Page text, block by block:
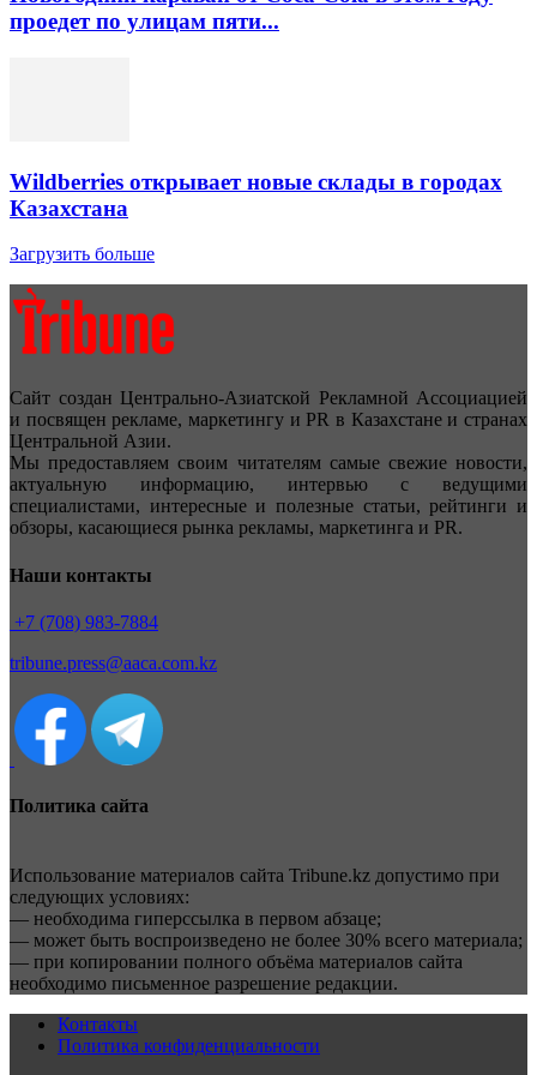
проедет по улицам пяти...
Wildberries открывает новые склады в городах
Казахстана
Загрузить больше
Сайт создан Центрально-Азиатской Рекламной Ассоциацией
и посвящен рекламе, маркетингу и PR в Казахстане и странах
Центральной Азии.
Мы предоставляем своим читателям самые свежие новости,
актуальную информацию, интервью с ведущими
специалистами, интересные и полезные статьи, рейтинги и
обзоры, касающиеся рынка рекламы, маркетинга и PR.
Наши контакты
+7 (708) 983-7884
tribune.press@aaca.com.kz
Политика сайта
Использование материалов сайта Tribune.kz допустимо при
следующих условиях:
— необходима гиперссылка в первом абзаце;
— может быть воспроизведено не более 30% всего материала;
— при копировании полного объёма материалов сайта
необходимо письменное разрешение редакции.
Контакты
Политика конфиденциальности